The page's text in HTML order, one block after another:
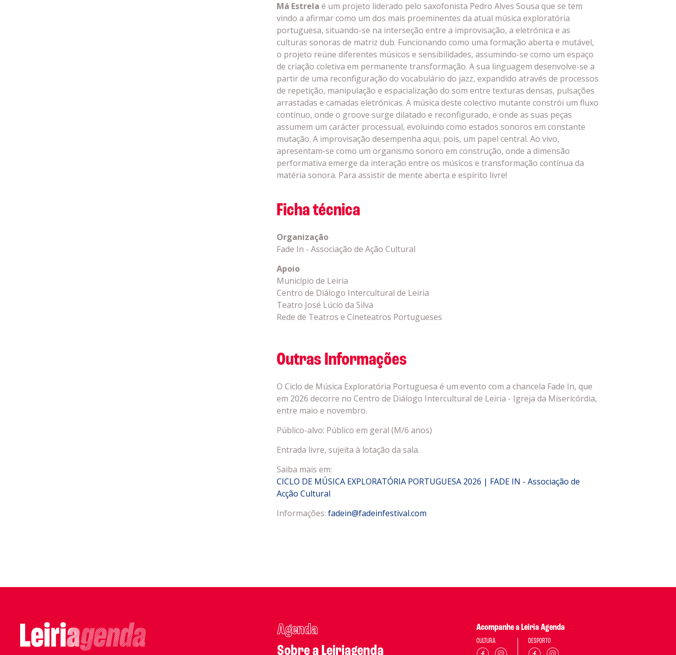
Má Estrela é um projeto liderado pelo saxofonista Pedro Alves Sousa que se tem
vindo a afirmar como um dos mais proeminentes da atual música exploratória
portuguesa, situando-se na interseção entre a improvisação, a eletrónica e as
culturas sonoras de matriz dub. Funcionando como uma formação aberta e mutável,
o projeto reúne diferentes músicos e sensibilidades, assumindo-se como um espaço
de criação coletiva em permanente transformação. A sua linguagem desenvolve-se a
partir de uma reconfiguração do vocabulário do jazz, expandido através de processos
de repetição, manipulação e espacialização do som entre texturas densas, pulsações
arrastadas e camadas eletrónicas. A música deste colectivo mutante constrói um fluxo
contínuo, onde o groove surge dilatado e reconfigurado, e onde as suas peças
assumem um carácter processual, evoluindo como estados sonoros em constante
mutação. A improvisação desempenha aqui, pois, um papel central. Ao vivo,
apresentam-se como um organismo sonoro em construção, onde a dimensão
performativa emerge da interação entre os músicos e transformação contínua da
matéria sonora. Para assistir de mente aberta e espírito livre!
Ficha técnica
Organização
Fade In - Associação de Ação Cultural
Apoio
Município de Leiria
Centro de Diálogo Intercultural de Leiria
Teatro José Lúcio da Silva
Rede de Teatros e Cineteatros Portugueses
Outras Informações
O Ciclo de Música Exploratória Portuguesa é um evento com a chancela Fade In, que
em 2026 decorre no Centro de Diálogo Intercultural de Leiria - Igreja da Misericórdia,
entre maio e novembro.
Público-alvo: Público em geral (M/6 anos)
Entrada livre, sujeita à lotação da sala.
Saiba mais em:
CICLO DE MÚSICA EXPLORATÓRIA PORTUGUESA 2026 | FADE IN - Associação de
Acção Cultural
Informações: fadein@fadeinfestival.com
Agenda
Sobre a Leiriagenda
Acompanhe a Leiria Agenda
CULTURA DESPORTO